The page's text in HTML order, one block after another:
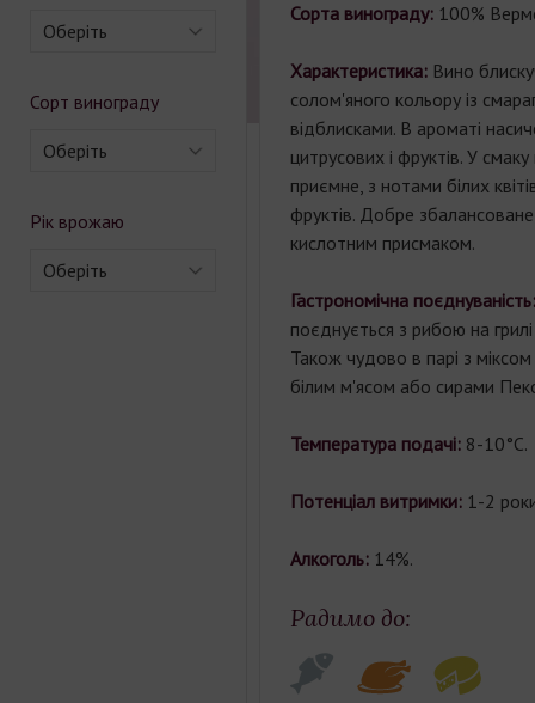
Оберіть
Сорт винограду
Оберіть
Рік врожаю
Оберіть
Сорта винограду: 100%
Характеристика: Вино
солом'яного кольору із
відблисками. В ароматі
цитрусових і фруктів. У смаку
приємне, з нотами білих
фруктів. Добре
кислотним присмаком.
Гастрономічна поєднуваність:
поєднується з рибою на
Також чудово в парі з
білим м'ясом або сирами
Температура подачі: 8-10°С.
Потенціал витримки:1-2
Алкоголь:14%.
Радимо до: